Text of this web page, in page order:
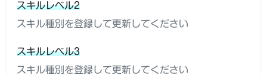
スキルレベル2
スキル種別を登録して更新してください
スキルレベル3
スキル種別を登録して更新してください